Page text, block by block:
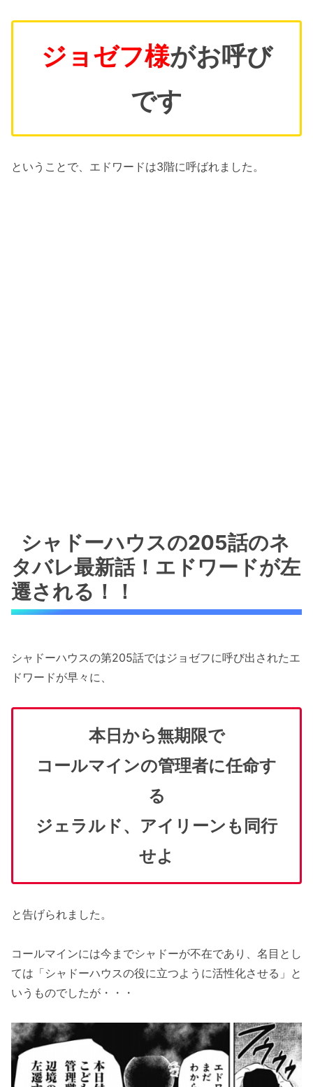
ジョゼフ様がお呼び
です
ということで、エドワードは3階に呼ばれました。
シャドーハウスの205話のネ
タバレ最新話！エドワードが左
遷される！！
シャドーハウスの第205話ではジョゼフに呼び出されたエ
ドワードが早々に、
本日から無期限で
コールマインの管理者に任命す
る
ジェラルド、アイリーンも同行
せよ
と告げられました。
コールマインには今までシャドーが不在であり、名目とし
ては「シャドーハウスの役に立つように活性化させる」と
いうものでしたが・・・